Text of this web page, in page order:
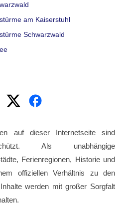
am Kaiserstuhl
Schwarzwald
auf dieser Internetseite sind
Als unabhängige
Ferienregionen, Historie und
offiziellen Verhältnis zu den
werden mit großer Sorgfalt